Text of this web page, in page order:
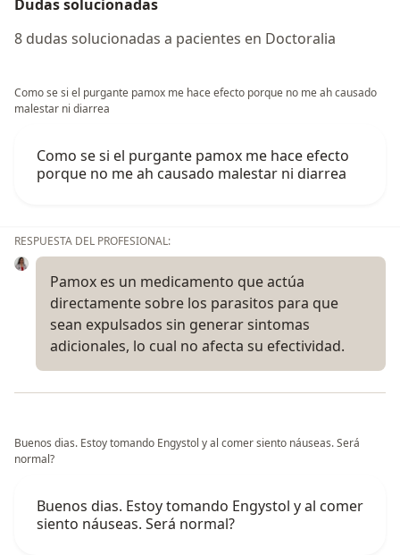
Dudas solucionadas
8 dudas solucionadas a pacientes en Doctoralia
Como se si el purgante pamox me hace efecto porque no me ah causado
malestar ni diarrea
Como se si el purgante pamox me hace efecto
porque no me ah causado malestar ni diarrea
RESPUESTA DEL PROFESIONAL:
Pamox es un medicamento que actúa
directamente sobre los parasitos para que
sean expulsados sin generar sintomas
adicionales, lo cual no afecta su efectividad.
Buenos dias. Estoy tomando Engystol y al comer siento náuseas. Será
normal?
Buenos dias. Estoy tomando Engystol y al comer
siento náuseas. Será normal?